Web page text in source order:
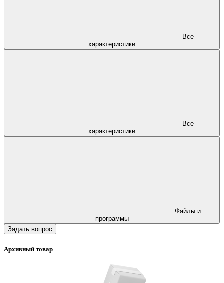
характеристики
характеристики
программы
Задать вопрос
Архивный товар